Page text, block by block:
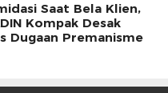
Saat Bela Klien,
Kompak Desak
Dugaan Premanisme